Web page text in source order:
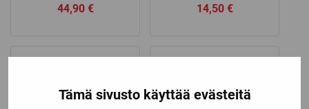
Tämä sivusto käyttää evästeitä
44,90 € 14,50 €